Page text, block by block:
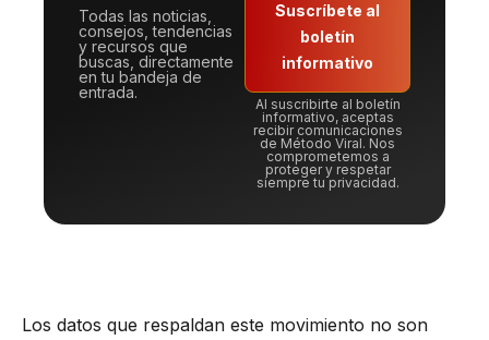
Todas las noticias,
consejos, tendencias
y recursos que
buscas, directamente
en tu bandeja de
entrada.
Suscríbete al
boletín
informativo
Al suscribirte al boletín
informativo, aceptas
recibir comunicaciones
de Método Viral. Nos
comprometemos a
proteger y respetar
siempre tu privacidad.
Los datos que respaldan este movimiento no son